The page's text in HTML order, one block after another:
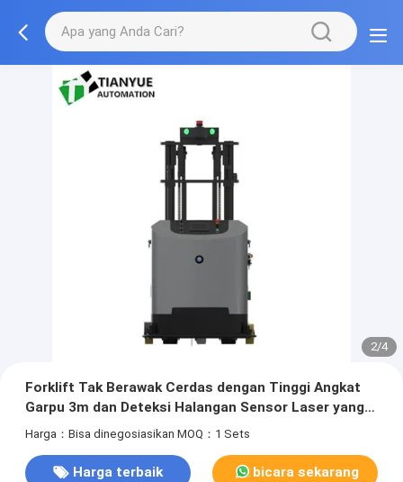
2/4
Forklift Tak Berawak Cerdas dengan Tinggi Angkat
Garpu 3m dan Deteksi Halangan Sensor Laser yang
Menampilkan Navigasi SLAM Berbasis LiDAR dan Visi
Harga：Bisa dinegosiasikan MOQ：1 Sets
Harga terbaik bicara sekarang